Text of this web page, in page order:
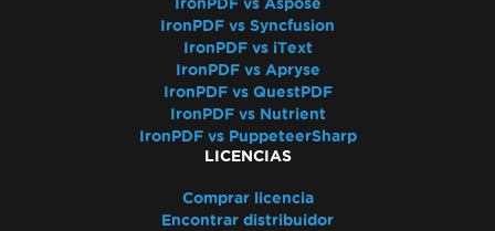
IronPDF vs Aspose
IronPDF vs Syncfusion
IronPDF vs iText
IronPDF vs Apryse
IronPDF vs QuestPDF
IronPDF vs Nutrient
IronPDF vs PuppeteerSharp
LICENCIAS
Comprar licencia
Encontrar distribuidor